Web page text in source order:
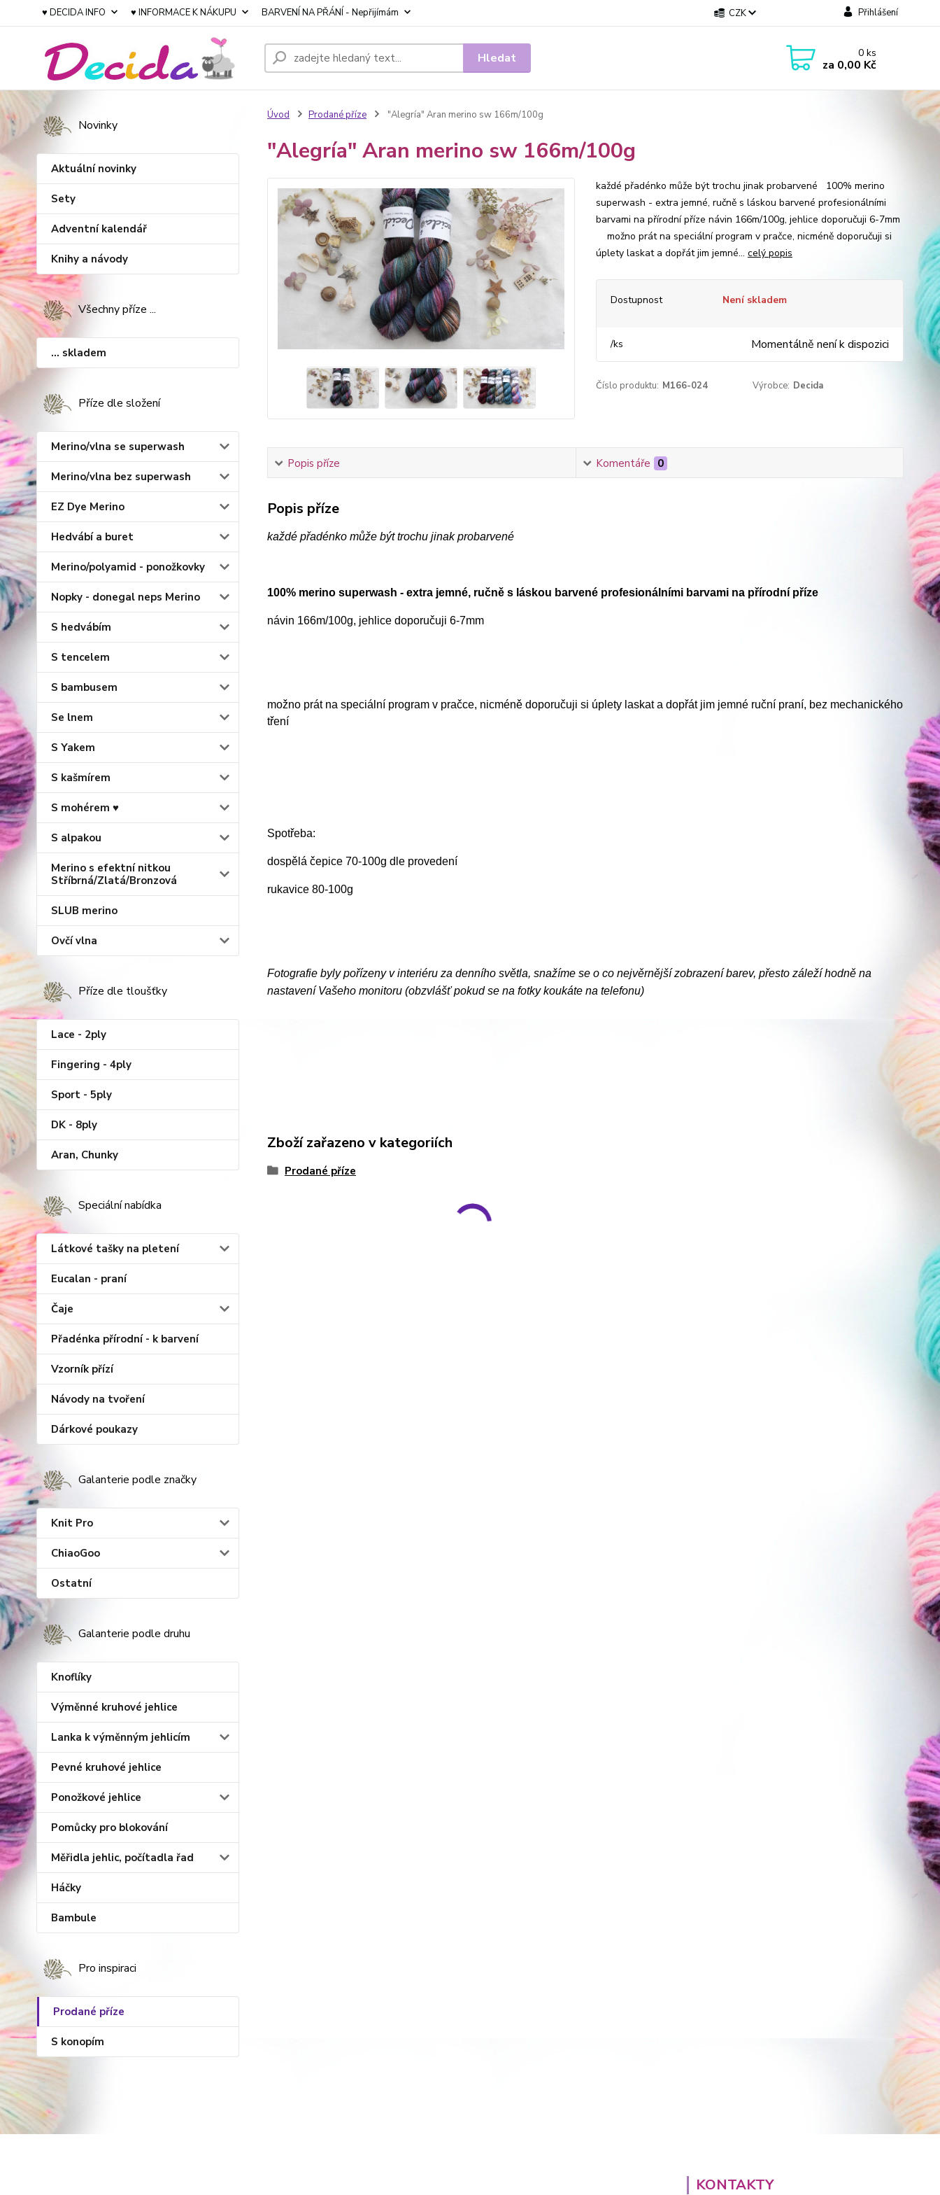
♥ DECIDA INFO ♥ INFORMACE K NÁKUPU BARVENÍ NA PŘÁNÍ - Nepřijímám CZK Přihlášení
Hledat 0ks
za 0,00 Kč
Novinky
Aktuální novinky
Sety
Adventní kalendář
Knihy a návody
Všechny příze ...
... skladem
Příze dle složení
Merino/vlna se superwash
Merino/vlna bez superwash
EZ Dye Merino
Hedvábí a buret
Merino/polyamid - ponožkovky
Nopky - donegal neps Merino
S hedvábím
S tencelem
S bambusem
Se lnem
S Yakem
S kašmírem
S mohérem ♥
S alpakou
Merino s efektní nitkou
Stříbrná/Zlatá/Bronzová
SLUB merino
Ovčí vlna
Příze dle tloušťky
Lace - 2ply
Fingering - 4ply
Sport - 5ply
DK - 8ply
Aran, Chunky
Speciální nabídka
Látkové tašky na pletení
Eucalan - praní
Čaje
Přadénka přírodní - k barvení
Vzorník přízí
Návody na tvoření
Dárkové poukazy
Galanterie podle značky
Knit Pro
ChiaoGoo
Ostatní
Galanterie podle druhu
Knoflíky
Výměnné kruhové jehlice
Lanka k výměnným jehlicím
Pevné kruhové jehlice
Ponožkové jehlice
Pomůcky pro blokování
Měřidla jehlic, počítadla řad
Háčky
Bambule
Pro inspiraci
Prodané příze
S konopím
Úvod Prodané příze "Alegría" Aran merino sw 166m/100g
"Alegría" Aran merino sw 166m/100g
každé přadénko může být trochu jinak probarvené 100% merino
superwash - extra jemné, ručně s láskou barvené profesionálními
barvami na přírodní příze návin 166m/100g, jehlice doporučuji 6-7mm
možno prát na speciální program v pračce, nicméně doporučuji si
úplety laskat a dopřát jim jemné... celý popis
Dostupnost Není skladem
/ks Momentálně není k dispozici
Číslo produktu: M166-024 Výrobce: Decida
Popis příze Komentáře 0
Popis příze
každé přadénko může být trochu jinak probarvené
100% merino superwash - extra jemné, ručně s láskou barvené profesionálními barvami na přírodní příze
návin 166m/100g, jehlice doporučuji 6-7mm
možno prát na speciální program v pračce, nicméně doporučuji si úplety laskat a dopřát jim jemné ruční praní, bez mechanického
tření
Spotřeba:
dospělá čepice 70-100g dle provedení
rukavice 80-100g
Fotografie byly pořízeny v interiéru za denního světla, snažíme se o co nejvěrnější zobrazení barev, přesto záleží hodně na
nastavení Vašeho monitoru (obzvlášť pokud se na fotky koukáte na telefonu)
Zboží zařazeno v kategoriích
Prodané příze
KONTAKTY